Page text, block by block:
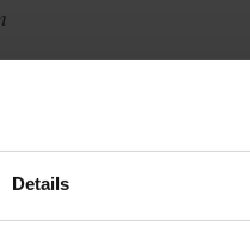
Details
a développé une
fiables, robustes, résistants à
températures extrêmes.
au stockage, découvrez